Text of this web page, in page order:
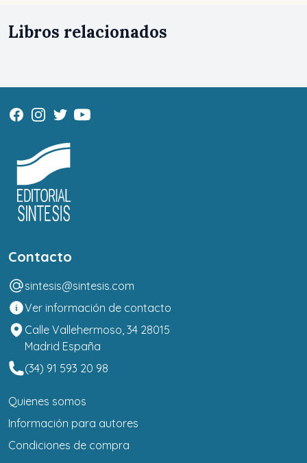
Libros relacionados
Contacto
sintesis@sintesis.com
Ver información de contacto
Calle Vallehermoso, 34 28015
Madrid España
(34) 91 593 20 98
Quienes somos
Información para autores
Condiciones de compra